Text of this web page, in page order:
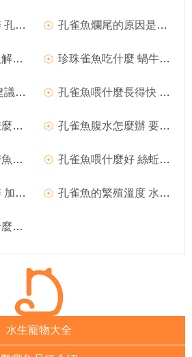
孔雀魚爛尾怎麼辦 孔雀魚爛尾的治療方法 孔雀魚爛尾的原因是什麼 孔雀魚爛尾症狀有哪些
孔雀魚常見疾病及解決辦法 珍珠雀魚吃什麼 蝸牛是珍珠雀的食物之一
珍珠雀魚怎麼養 建議水溫為26-29℃ 孔雀魚喂什麼長得快 食物要合理搭配
孔雀魚沉底不動怎麼回事 受到驚嚇會沉底 孔雀魚腹水怎麼辦 要進行隔離治療
孔雀魚可以和什麼魚混養 性情相近的魚類 孔雀魚喂什麼好 絲蚯蚓的營養價值比較高
孔雀魚爛尾怎麼辦 加強管理和喂養 孔雀魚的繁殖溫度 水溫應該固定在26℃
孔雀魚繁殖前有什麼征兆 胎班變大變黑
水生寵物大全